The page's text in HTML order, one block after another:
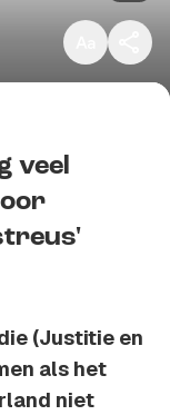
veel
(Justitie en
als het
niet